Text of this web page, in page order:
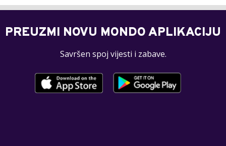
PREUZMI NOVU MONDO APLIKACIJU
Savršen spoj vijesti i zabave.